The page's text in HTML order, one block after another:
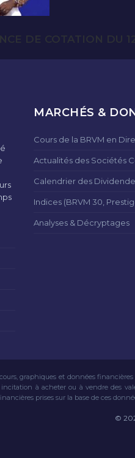
DE COTATION DU
MARCHÉS &
Cours de la BRVM en
Actualités des Sociétés
Calendrier des
Indices (BRVM 30,
Analyses & Décryptages
graphiques et données
à acheter ou à vendre des
prises sur la base de ces
©